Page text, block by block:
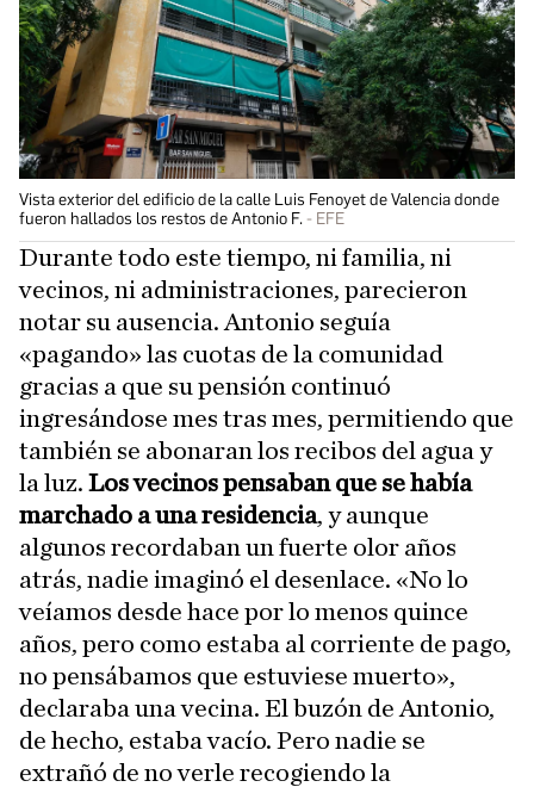
Vista exterior del edificio de la calle Luis Fenoyet de Valencia donde
fueron hallados los restos de Antonio F.
EFE
Durante todo este tiempo, ni familia, ni
vecinos, ni administraciones, parecieron
notar su ausencia. Antonio seguía
«pagando» las cuotas de la comunidad
gracias a que su pensión continuó
ingresándose mes tras mes, permitiendo que
también se abonaran los recibos del agua y
la luz. Los vecinos pensaban que se había
marchado a una residencia, y aunque
algunos recordaban un fuerte olor años
atrás, nadie imaginó el desenlace. «No lo
veíamos desde hace por lo menos quince
años, pero como estaba al corriente de pago,
no pensábamos que estuviese muerto»,
declaraba una vecina. El buzón de Antonio,
de hecho, estaba vacío. Pero nadie se
extrañó de no verle recogiendo la